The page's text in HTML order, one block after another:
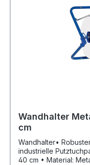
Wandhalter
cm
Wandhalter•
industrielle Putztuchpapiere • Maximale
40 cm • Material: Metall • Gewicht: 1,8 kg • Farbe: blau